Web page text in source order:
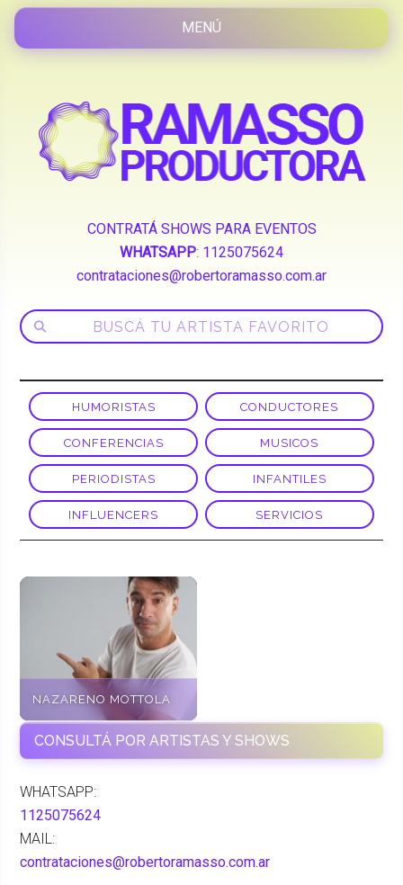
CONTRATÁ SHOWS PARA EVENTOS
WHATSAPP: 1125075624
contrataciones@robertoramasso.com.ar
HUMORISTAS CONDUCTORES
CONFERENCIAS MUSICOS
PERIODISTAS INFANTILES
INFLUENCERS SERVICIOS
NAZARENO MOTTOLA
CONSULTÁ POR ARTISTAS Y SHOWS
WHATSAPP:
1125075624
MAIL:
contrataciones@robertoramasso.com.ar